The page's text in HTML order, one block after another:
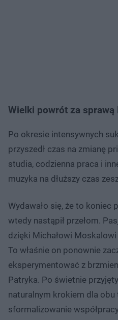
Wielki powrót za sprawą
Po okresie intensywnych
przyszedł czas na zmianę
studia, codzienna praca i
muzyka na dłuższy czas
Wydawało się, że to koniec
wtedy nastąpił przełom.
dzięki Michałowi
To właśnie on ponownie
eksperymentować z
Patryka. Po świetnie
naturalnym krokiem dla obu
sformalizowanie